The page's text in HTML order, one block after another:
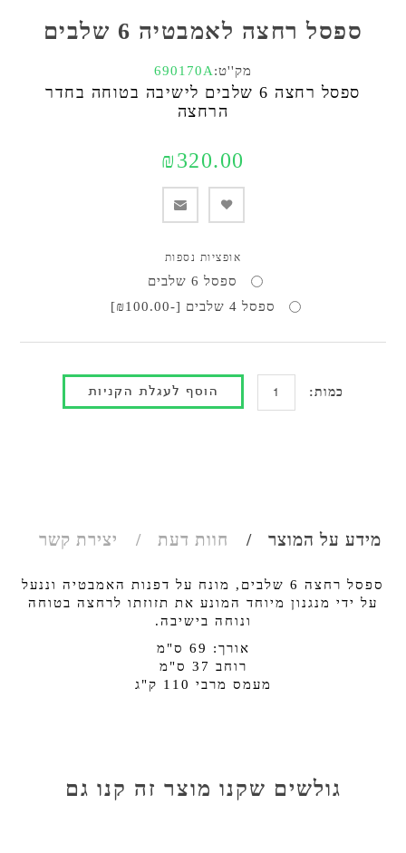
ספסל רחצה לאמבטיה 6 שלבים
מק''ט:690170A
ספסל רחצה 6 שלבים לישיבה בטוחה בחדר
הרחצה
₪320.00
אופציות נספות
ספסל 6 שלבים
ספסל 4 שלבים [-₪100.00]
כמות:
מידע על המוצר חוות דעת יצירת קשר
ספסל רחצה 6 שלבים, מונח על דפנות האמבטיה וננעל
על ידי מנגנון מיוחד המונע את תזוזתו לרחצה בטוחה
ונוחה בישיבה.
אורך: 69 ס"מ
רוחב 37 ס"מ
מעמס מרבי 110 ק"ג
גולשים שקנו מוצר זה קנו גם